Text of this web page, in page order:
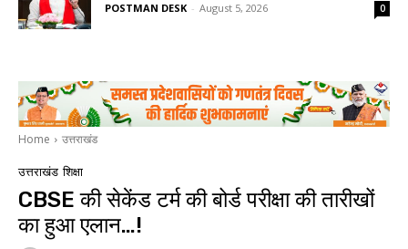
POSTMAN DESK - August 5, 2026 0